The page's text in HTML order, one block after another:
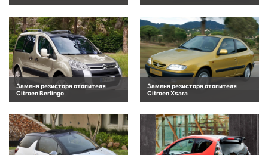
Замена резистора отопителя
Citroen Berlingo
Замена резистора отопителя
Citroen Xsara